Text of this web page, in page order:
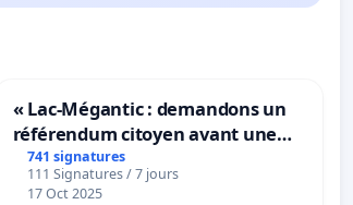
« Lac-Mégantic : demandons un
référendum citoyen avant une
transformation irréversible de
notre territoire »
741 signatures
111 Signatures / 7 jours
17 Oct 2025